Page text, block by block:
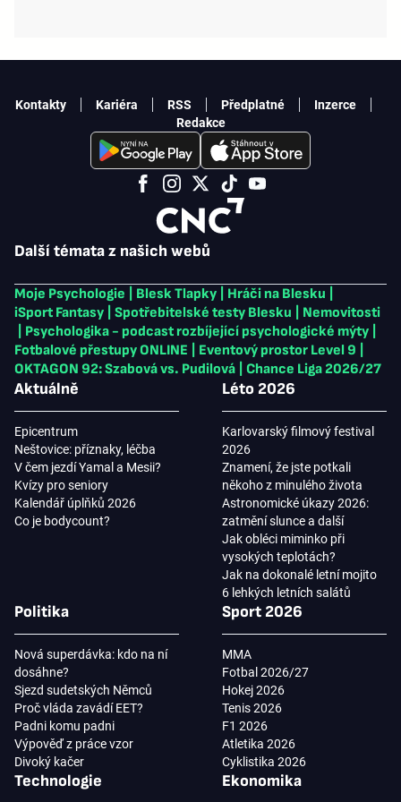
Další témata z našich webů
Moje Psychologie Blesk Tlapky Hráči na Blesku
iSport Fantasy
Spotřebitelské testy Blesku
Nemovitosti
Psychologika - podcast rozbíjející psychologické mýty
Fotbalové přestupy ONLINE
Eventový prostor Level 9
OKTAGON 92: Szabová vs. Pudilová
Chance Liga 2026/27
Aktuálně
Epicentrum
Neštovice: příznaky, léčba
V čem jezdí Yamal a Mesii?
Kvízy pro seniory
Kalendář úplňků 2026
Co je bodycount?
Léto 2026
Karlovarský filmový festival
2026
Znamení, že jste potkali
někoho z minulého života
Astronomické úkazy 2026:
zatmění slunce a další
Jak obléci miminko při
vysokých teplotách?
Jak na dokonalé letní mojito
6 lehkých letních salátů
Politika
Nová superdávka: kdo na ní
dosáhne?
Sjezd sudetských Němců
Proč vláda zavádí EET?
Padni komu padni
Výpověď z práce vzor
Divoký kačer
Sport 2026
MMA
Fotbal 2026/27
Hokej 2026
Tenis 2026
F1 2026
Atletika 2026
Cyklistika 2026
Technologie Ekonomika
Kontakty Kariéra RSS Předplatné
Inzerce
Redakce